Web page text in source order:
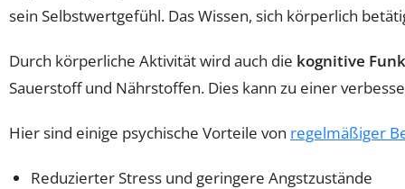
sein Selbstwertgefühl. Das Wissen, sich körperlich
Durch körperliche Aktivität wird auch die kognitive
Sauerstoff und Nährstoffen. Dies kann zu einer
Hier sind einige psychische Vorteile von regelmäßiger
Reduzierter Stress und geringere Angstzustände